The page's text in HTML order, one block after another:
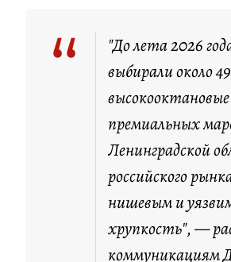
“
"До лета 2026
выбирали около
премиальных
Ленинградской
российского
нишевым и
хрупкость", —
коммуникациям